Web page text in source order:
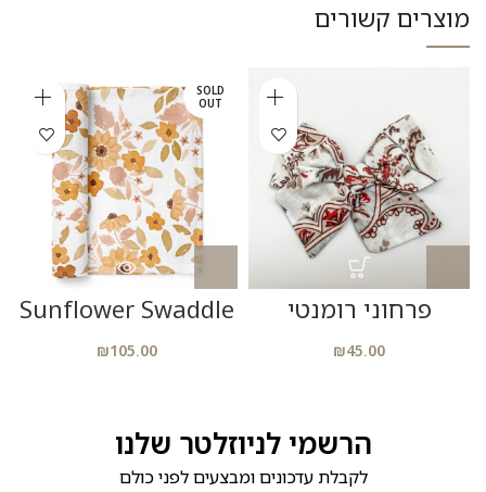
מוצרים קשורים
פרחוני רומנטי
₪45.00
SOLD
OUT
Sunflower Swaddle
₪105.00
הרשמי לניוזלטר שלנו
לקבלת עדכונים ומבצעים לפני כולם